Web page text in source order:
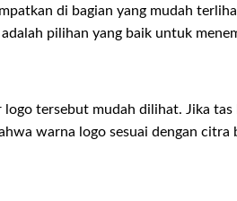
di bagian yang mudah
pilihan yang baik untuk
tersebut mudah dilihat. Jika tas
warna logo sesuai dengan citra